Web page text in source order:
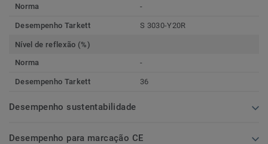
Norma
-
Desempenho Tarkett S 3030-Y20R
Nível de reflexão (%)
Norma
-
Desempenho Tarkett 36
Desempenho sustentabilidade
Desempenho para marcação CE